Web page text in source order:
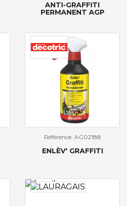
ANTI-GRAFFITI
PERMANENT AGP
Référence: AG02188
ENLÈV' GRAFFITI